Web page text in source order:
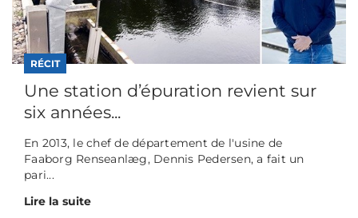
RÉCIT
Une station d’épuration revient sur
six années...
En 2013, le chef de département de l'usine de
Faaborg Renseanlæg, Dennis Pedersen, a fait un
pari...
Lire la suite